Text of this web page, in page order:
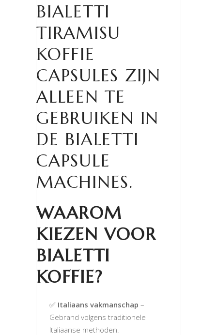
BIALETTI
TIRAMISU
KOFFIE
CAPSULES ZIJN
ALLEEN TE
GEBRUIKEN IN
DE BIALETTI
CAPSULE
MACHINES.
WAAROM
KIEZEN VOOR
BIALETTI
KOFFIE?
✅ Italiaans vakmanschap –
Gebrand volgens traditionele
Italiaanse methoden.